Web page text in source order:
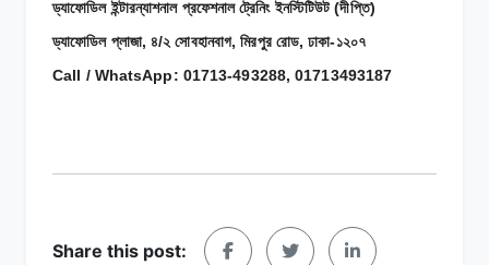
ড্যাফোডিল ইন্টারন্যাশনাল প্রফেশনাল ট্রেনিং ইনস্টিটিউট (দীপ্তি)
ড্যাফোডিল প্লাজা, ৪/২ সোবহানবাগ, মিরপুর রোড, ঢাকা-১২০৭
Call / WhatsApp: 01713-493288, 01713493187
Share this post: